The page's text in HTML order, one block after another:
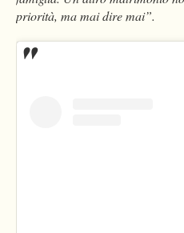
priorità, ma mai dire mai”.